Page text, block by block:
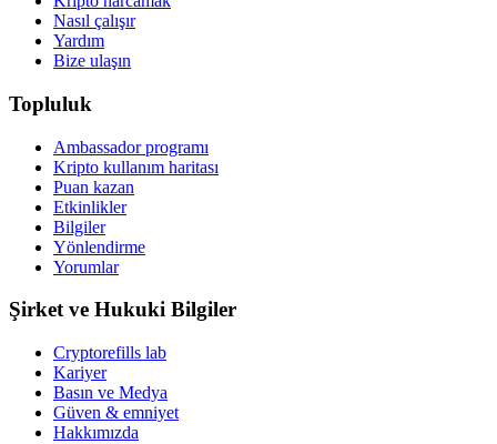
Nasıl çalışır
Yardım
Bize ulaşın
Topluluk
Ambassador programı
Kripto kullanım haritası
Puan kazan
Etkinlikler
Bilgiler
Yönlendirme
Yorumlar
Şirket ve Hukuki Bilgiler
Cryptorefills lab
Kariyer
Basın ve Medya
Güven & emniyet
Hakkımızda